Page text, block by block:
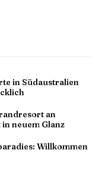
in Südaustralien
an
neuem Glanz
Willkommen